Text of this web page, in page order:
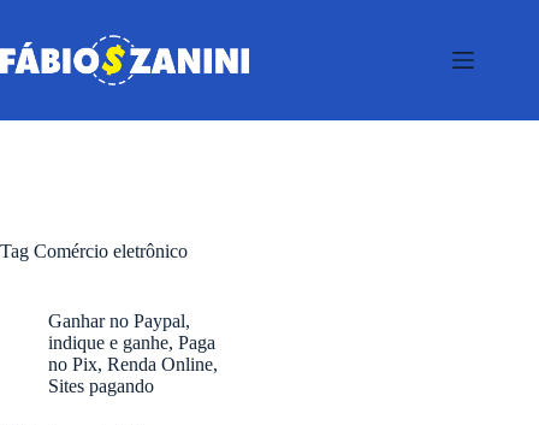
o
conteúdo
Tag Comércio eletrônico
Ganhar no Paypal,
indique e ganhe, Paga
no Pix, Renda Online,
Sites pagando